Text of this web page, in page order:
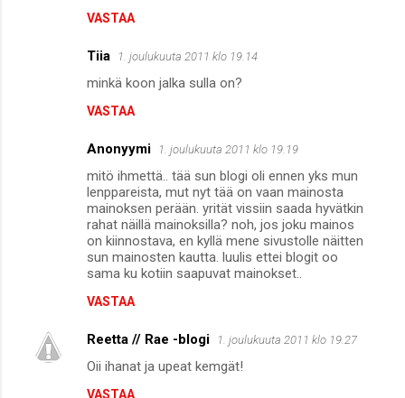
VASTAA
Tiia 1. joulukuuta 2011 klo 19.14
minkä koon jalka sulla on?
VASTAA
Anonyymi 1. joulukuuta 2011 klo 19.19
mitö ihmettä.. tää sun blogi oli ennen yks mun
lenppareista, mut nyt tää on vaan mainosta
mainoksen perään. yrität vissiin saada hyvätkin
rahat näillä mainoksilla? noh, jos joku mainos
on kiinnostava, en kyllä mene sivustolle näitten
sun mainosten kautta. luulis ettei blogit oo
sama ku kotiin saapuvat mainokset..
VASTAA
Reetta // Rae -blogi 1. joulukuuta 2011 klo 19.27
Oii ihanat ja upeat kemgät!
VASTAA